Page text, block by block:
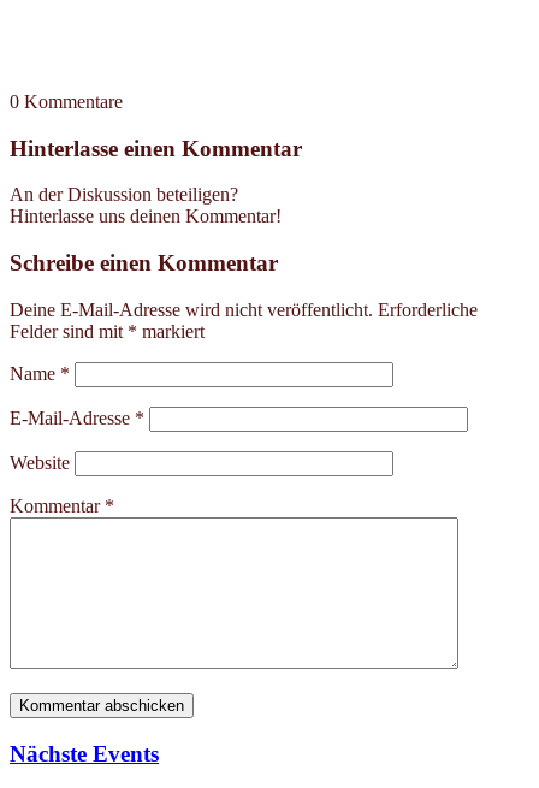
0 Kommentare
Hinterlasse einen Kommentar
An der Diskussion beteiligen?
Hinterlasse uns deinen Kommentar!
Schreibe einen Kommentar
Deine E-Mail-Adresse wird nicht veröffentlicht. Erforderliche
Felder sind mit * markiert
Name *
E-Mail-Adresse *
Website
Kommentar *
Nächste Events